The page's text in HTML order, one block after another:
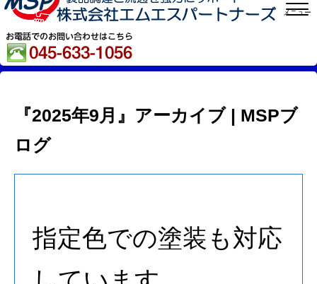
メニュー
『2025年9月』アーカイブ | MSPブ
ログ
指定色での塗装も対応